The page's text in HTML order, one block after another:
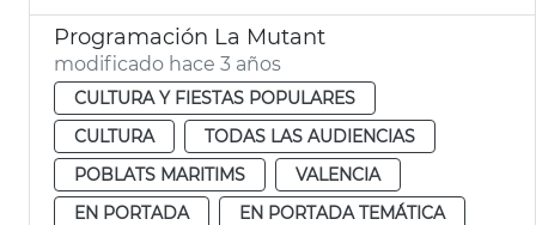
Programación La Mutant
modificado hace 3 años
CULTURA Y FIESTAS POPULARES
CULTURA
TODAS LAS AUDIENCIAS
POBLATS MARITIMS
VALENCIA
EN PORTADA
EN PORTADA TEMÁTICA